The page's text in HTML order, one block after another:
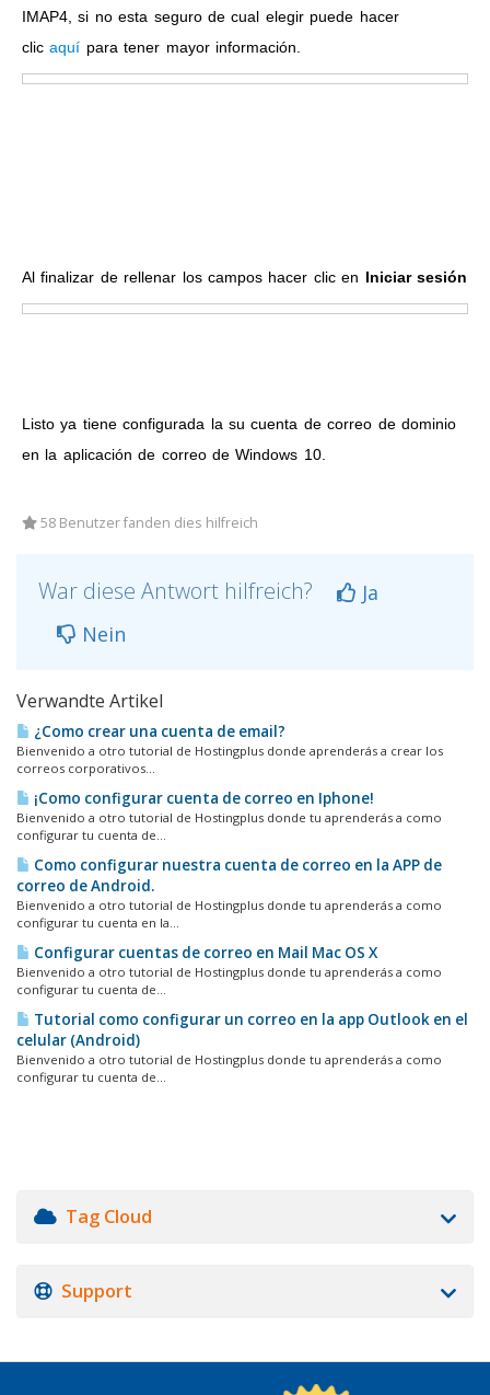
IMAP4, si no esta seguro de cual elegir puede hacer
clicaquí para tener mayor información.
Al finalizar de rellenar los campos hacer clic en Iniciar sesión
Listo ya tiene configurada la su cuenta de correo de dominio
en la aplicación de correo de Windows 10.
58 Benutzer fanden dies hilfreich
War diese Antwort hilfreich?
Ja
Nein
Verwandte Artikel
¿Como crear una cuenta de email?
Bienvenido a otro tutorial de Hostingplus donde aprenderás a crear los
correos corporativos...
¡Como configurar cuenta de correo en Iphone!
Bienvenido a otro tutorial de Hostingplus donde tu aprenderás a como
configurar tu cuenta de...
Como configurar nuestra cuenta de correo en la APP de
correo de Android.
Bienvenido a otro tutorial de Hostingplus donde tu aprenderás a como
configurar tu cuenta en la...
Configurar cuentas de correo en Mail Mac OS X
Bienvenido a otro tutorial de Hostingplus donde tu aprenderás a como
configurar tu cuenta de...
Tutorial como configurar un correo en la app Outlook en el
celular (Android)
Bienvenido a otro tutorial de Hostingplus donde tu aprenderás a como
configurar tu cuenta de...
Tag Cloud
Support